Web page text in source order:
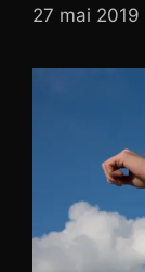
27 mai 2019